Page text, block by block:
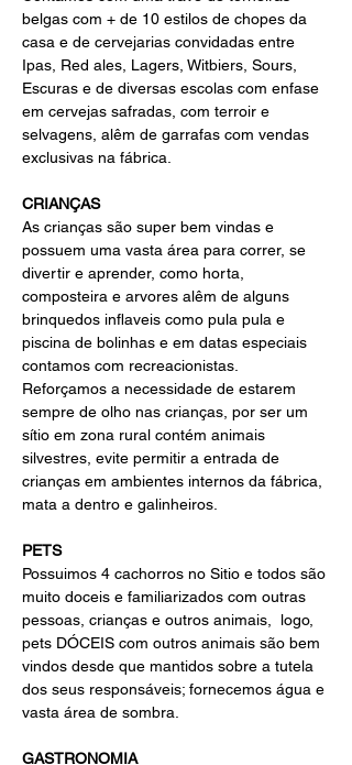
belgas com + de 10 estilos de chopes da
casa e de cervejarias convidadas entre
Ipas, Red ales, Lagers, Witbiers, Sours,
Escuras e de diversas escolas com enfase
em cervejas safradas, com terroir e
selvagens, alêm de garrafas com vendas
exclusivas na fábrica.
CRIANÇAS
As crianças são super bem vindas e
possuem uma vasta área para correr, se
divertir e aprender, como horta,
composteira e arvores alêm de alguns
brinquedos inflaveis como pula pula e
piscina de bolinhas e em datas especiais
contamos com recreacionistas.
Reforçamos a necessidade de estarem
sempre de olho nas crianças, por ser um
sítio em zona rural contém animais
silvestres, evite permitir a entrada de
crianças em ambientes internos da fábrica,
mata a dentro e galinheiros.
PETS
Possuimos 4 cachorros no Sitio e todos são
muito doceis e familiarizados com outras
pessoas, crianças e outros animais,  logo,
pets DÓCEIS com outros animais são bem
vindos desde que mantidos sobre a tutela
dos seus responsáveis; fornecemos água e
vasta área de sombra.
GASTRONOMIA